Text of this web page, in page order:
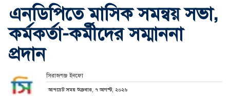
এনডিপিতে মাসিক সমন্বয় সভা,
কর্মকর্তা-কর্মীদের সম্মাননা
প্রদান
সিরাজগঞ্জ ইনফো
আপডেট সময় শুক্রবার, ৭ আগস্ট, ২০২৬